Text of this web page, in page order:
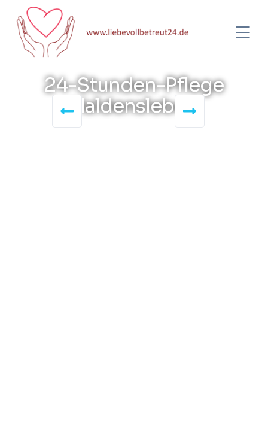
24-Stunden-Pflege
Haldensleben